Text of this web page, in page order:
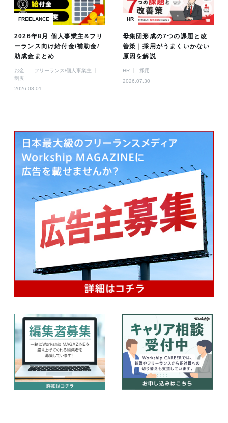
FREELANCE
2026年8月 個人事業主&フリ
ーランス向け給付金/補助金/
助成金まとめ
お金
フリーランス/個人事業主
制度
2026.08.01
HR
母集団形成の7つの課題と改
善策｜採用がうまくいかない
原因を解説
HR
採用
2026.07.30